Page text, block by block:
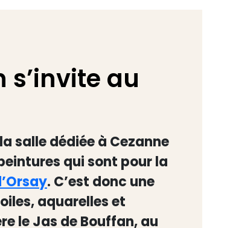
s’invite au
salle dédiée à Cezanne
qui sont pour la
. C’est donc une
aquarelles et
le Jas de Bouffan, au